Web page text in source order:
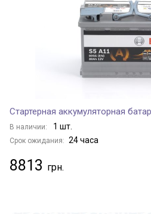
Стартерная аккумуляторная
В наличии: 1 шт.
Срок ожидания: 24 часа
8813